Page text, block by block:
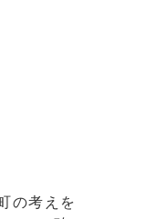
の考えを